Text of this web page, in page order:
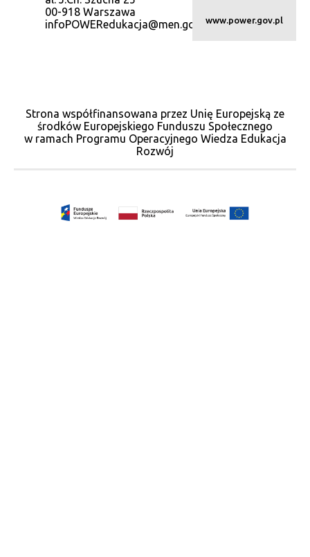
00-918 Warszawa
infoPOWERedukacja@men.gov.plwww.power.gov.pl
Strona współfinansowana przez Unię Europejską ze
środków Europejskiego Funduszu Społecznego
w ramach Programu Operacyjnego Wiedza Edukacja
Rozwój